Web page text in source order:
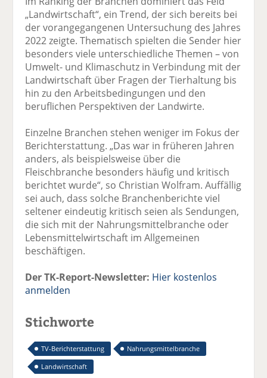
„Landwirtschaft“, ein Trend, der sich bereits bei
der vorangegangenen Untersuchung des Jahres
2022 zeigte. Thematisch spielten die Sender hier
besonders viele unterschiedliche Themen – von
Umwelt- und Klimaschutz in Verbindung mit der
Landwirtschaft über Fragen der Tierhaltung bis
hin zu den Arbeitsbedingungen und den
beruflichen Perspektiven der Landwirte.
Einzelne Branchen stehen weniger im Fokus der
Berichterstattung. „Das war in früheren Jahren
anders, als beispielsweise über die
Fleischbranche besonders häufig und kritisch
berichtet wurde“, so Christian Wolfram. Auffällig
sei auch, dass solche Branchenberichte viel
seltener eindeutig kritisch seien als Sendungen,
die sich mit der Nahrungsmittelbranche oder
Lebensmittelwirtschaft im Allgemeinen
beschäftigen.
Der TK-Report-Newsletter: Hier kostenlos
anmelden
Stichworte
TV-Berichterstattung
Nahrungsmittelbranche
Landwirtschaft